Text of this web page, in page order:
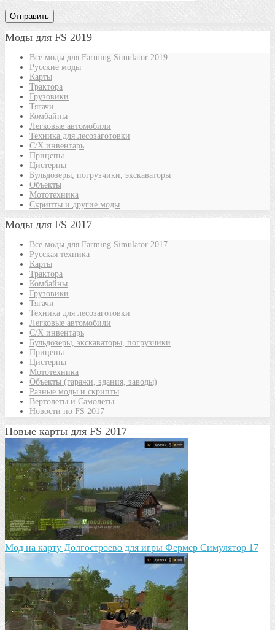
Моды для FS 2019
Все моды для Farming Simulator 2019
Русские моды
Карты
Трактора
Грузовики
Тягачи
Комбайны
Легковые автомобили
Техника для лесозаготовки
С/Х инвентарь
Прицепы
Цистерны
Бульдозеры, погрузчики, экскаваторы
Объекты
Мототехника
Скрипты и другие моды
Моды для FS 2017
Все моды для Farming Simulator 2017
Русская техника
Карты
Трактора
Комбайны
Грузовики
Тягачи
Техника для лесозаготовки
Легковые автомобили
С/Х инвентарь
Бульдозеры, экскаваторы, погрузчики
Прицепы
Цистерны
Мототехника
Объекты (гаражи, здания, заводы)
Разные моды и скрипты
Вертолеты и Самолеты
Новости по FS 2017
Новые карты для FS 2017
Мод на карту Долгостроево для игры Фермер Симулятор 17